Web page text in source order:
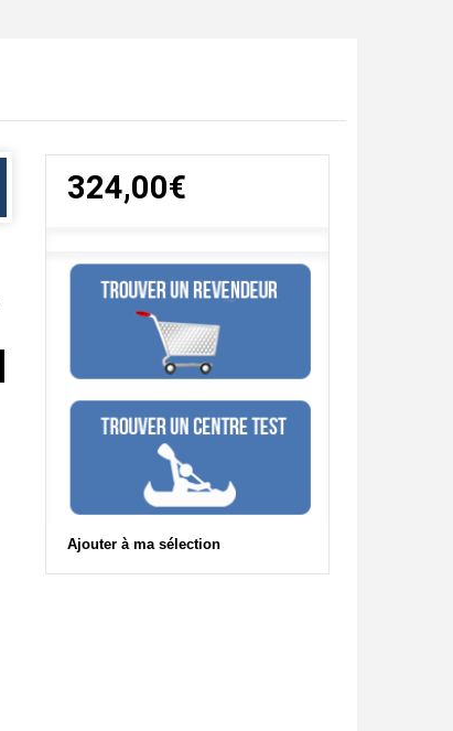
324,00€
Ajouter à ma sélection